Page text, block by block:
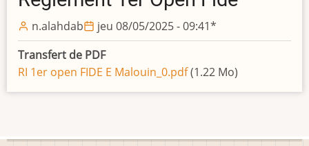
n.alahdab jeu 08/05/2025 - 09:41*
Transfert de PDF
RI 1er open FIDE E Malouin_0.pdf(1.22 Mo)